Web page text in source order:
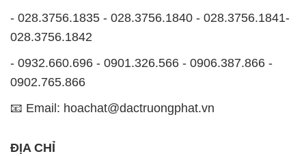
- 028.3756.1835 - 028.3756.1840 - 028.3756.1841-
028.3756.1842
- 0932.660.696 - 0901.326.566 - 0906.387.866 -
0902.765.866
📧 Email: hoachat@dactruongphat.vn
ĐỊA CHỈ